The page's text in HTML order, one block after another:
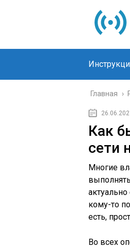
Главная ›
Как
сети
Многие
кому-то
есть,
Во всех